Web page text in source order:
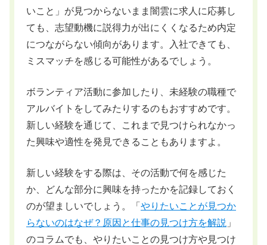
いこと」が見つからないまま闇雲に求人に応募し
ても、志望動機に説得力が出にくくなるため内定
につながらない傾向があります。入社できても、
ミスマッチを感じる可能性があるでしょう。
ボランティア活動に参加したり、未経験の職種で
アルバイトをしてみたりするのもおすすめです。
新しい経験を通じて、これまで見つけられなかっ
た興味や適性を発見できることもありますよ。
新しい経験をする際は、その活動で何を感じた
か、どんな部分に興味を持ったかを記録しておく
のが望ましいでしょう。「 やりたいことが見つか
らないのはなぜ？原因と仕事の見つけ方を解説 」
のコラムでも、やりたいことの見つけ方や見つけ